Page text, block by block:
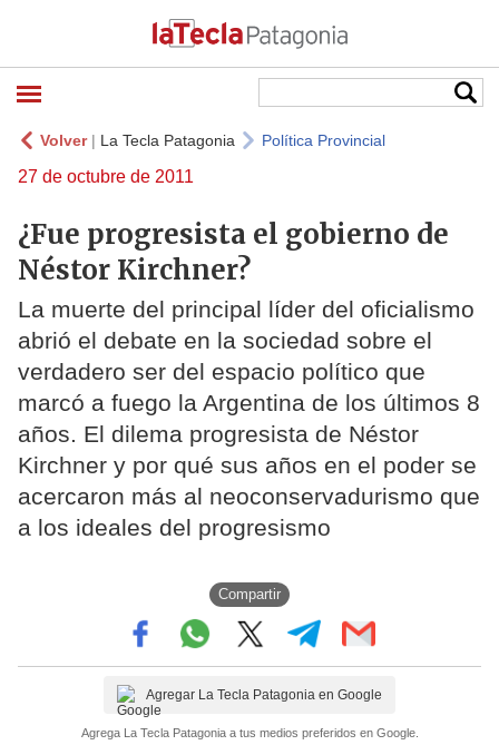
Volver| La Tecla Patagonia Política Provincial
27 de octubre de 2011
¿Fue progresista el gobierno de
Néstor Kirchner?
La muerte del principal líder del oficialismo
abrió el debate en la sociedad sobre el
verdadero ser del espacio político que
marcó a fuego la Argentina de los últimos 8
años. El dilema progresista de Néstor
Kirchner y por qué sus años en el poder se
acercaron más al neoconservadurismo que
a los ideales del progresismo
Compartir
Agregar La Tecla Patagonia en Google
Agrega La Tecla Patagonia a tus medios preferidos en Google.